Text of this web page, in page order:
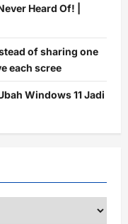
Heard Of! |
of sharing one
each scree
Windows 11 Jadi